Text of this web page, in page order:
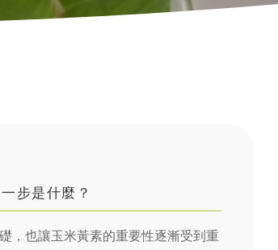
步是什麼？
，也讓玉米黃素的重要性逐漸受到重